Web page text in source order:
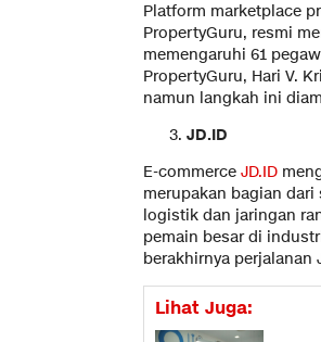
Platform marketplace
PropertyGuru, resmi
memengaruhi 61
PropertyGuru, Hari V.
namun langkah ini
JD.ID
E-commerce JD.ID
merupakan bagian
logistik dan jaringan
pemain besar di
berakhirnya perjalanan
Lihat Juga: